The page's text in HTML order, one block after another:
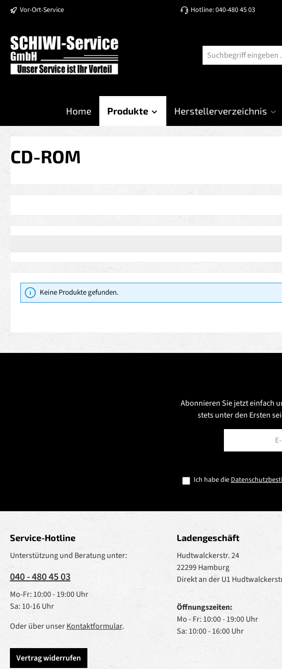
Hauptinhalt springen
Zur Suche springen
Zur Hauptnavigation springen
Vor-Ort-Service Hotline: 040-480 45 03
Home Produkte Herstellerverzeichnis
CD-ROM
Keine Produkte gefunden.
Abonnieren Sie jetzt einfach
stets unter den Ersten
Ich habe die
Service-Hotline
Unterstützung und Beratung unter:
040 - 480 45 03
Mo-Fr: 10:00 - 19:00 Uhr
Sa: 10-16 Uhr
Oder über unserKontaktformular.
Vertrag widerrufen
Ladengeschäft
Hudtwalckerstr. 24
22299 Hamburg
Direkt an der U1
Öffnungszeiten:
Mo - Fr: 10:00 - 19:00 Uhr
Sa: 10:00 - 16:00 Uhr